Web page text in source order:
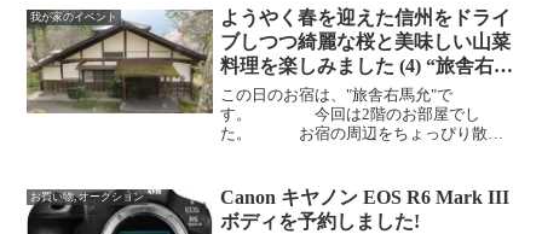
30度ぐらいなので、とっても過ごしやす
いで...
我が家のイベント
ようやく春を迎えた信州をドライ
ブしつつ綺麗な桜と美味しい山菜
料理を楽しみました (4) “旅舎右馬
允”
この日のお宿は、"旅舎右馬允"で
す。 今回は2階のお部屋でし
た。 お宿の周辺をちょっぴり散
お買い物, オークション
Canon キヤノン EOS R6 Mark III
ボディを予約しました!